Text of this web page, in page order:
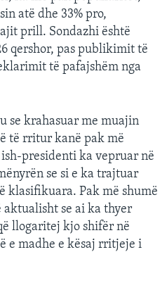
atë dhe 33% pro,
prill. Sondazhi është
qershor, pas publikimit të
të pafajshëm nga
se krahasuar me muajin
të rritur kanë pak më
ish-presidenti ka vepruar në
se si e ka trajtuar
klasifikuara. Pak më shumë
aktualisht se ai ka thyer
llogaritej kjo shifër në
e madhe e kësaj rritjeje i